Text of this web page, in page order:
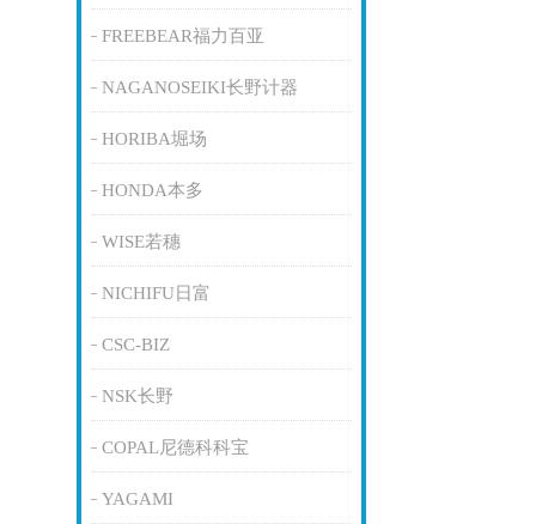
FREEBEAR福力百亚
NAGANOSEIKI长野计器
HORIBA堀场
HONDA本多
WISE若穗
NICHIFU日富
CSC-BIZ
NSK长野
COPAL尼德科科宝
YAGAMI